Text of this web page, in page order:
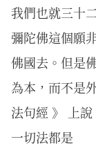
我們也就三十
彌陀佛這個願
佛國去。但是
為本，而不是
法句經 》 上說
一切法都是